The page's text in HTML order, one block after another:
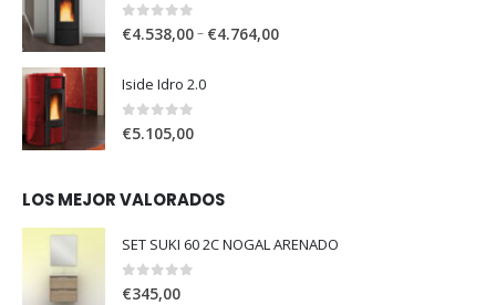
0 out of 5
€4.538,00– €4.764,00
Iside Idro 2.0
0out of 5
€5.105,00
LOS MEJOR VALORADOS
SET SUKI 60 2C NOGAL ARENADO
0out of 5
€345,00